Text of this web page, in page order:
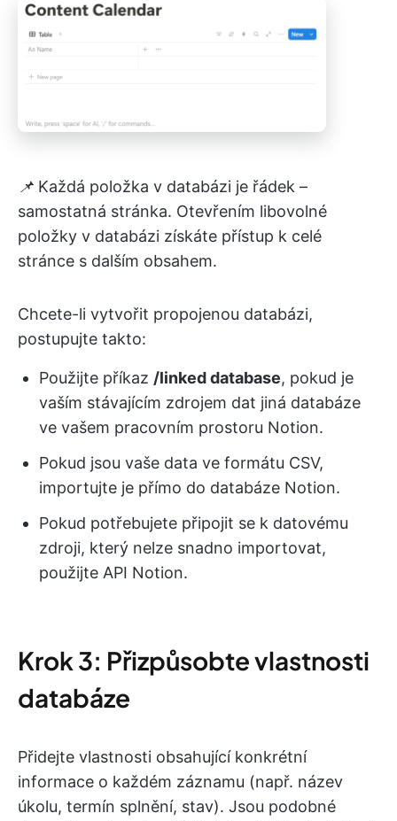
📌 Každá položka v databázi je řádek –
samostatná stránka. Otevřením libovolné
položky v databázi získáte přístup k celé
stránce s dalším obsahem.
Chcete-li vytvořit propojenou databázi,
postupujte takto:
Použijte příkaz /linked database, pokud je
vaším stávajícím zdrojem dat jiná databáze
ve vašem pracovním prostoru Notion.
Pokud jsou vaše data ve formátu CSV,
importujte je přímo do databáze Notion.
Pokud potřebujete připojit se k datovému
zdroji, který nelze snadno importovat,
použijte API Notion.
Krok 3: Přizpůsobte vlastnosti
databáze
Přidejte vlastnosti obsahující konkrétní
informace o každém záznamu (např. název
úkolu, termín splnění, stav). Jsou podobné